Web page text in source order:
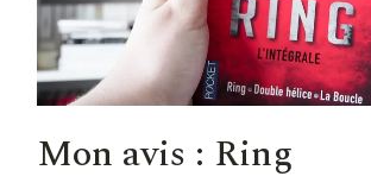
Mon avis : Ring